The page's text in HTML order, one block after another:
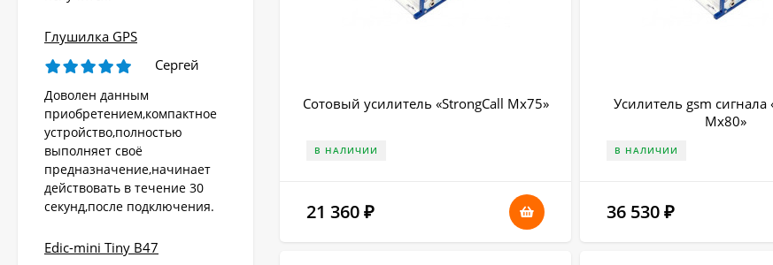
Сотовый усилитель «StrongCall Mx75»
В НАЛИЧИИ
21 360 ₽
Усилитель gsm сигнала
Mx80»
В НАЛИЧИИ
36 530₽
Глушилка GPS
Сергей
Доволен данным
приобретением,компактное
устройство,полностью
выполняет своё
предназначение,начинает
действовать в течение 30
секунд,после подключения.
Edic-mini Tiny B47